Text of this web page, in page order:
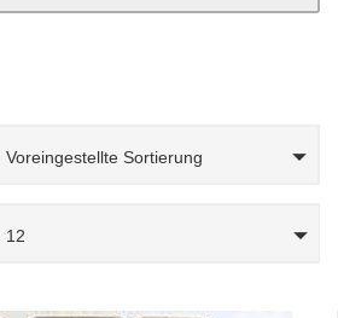
Voreingestellte Sortierung
12